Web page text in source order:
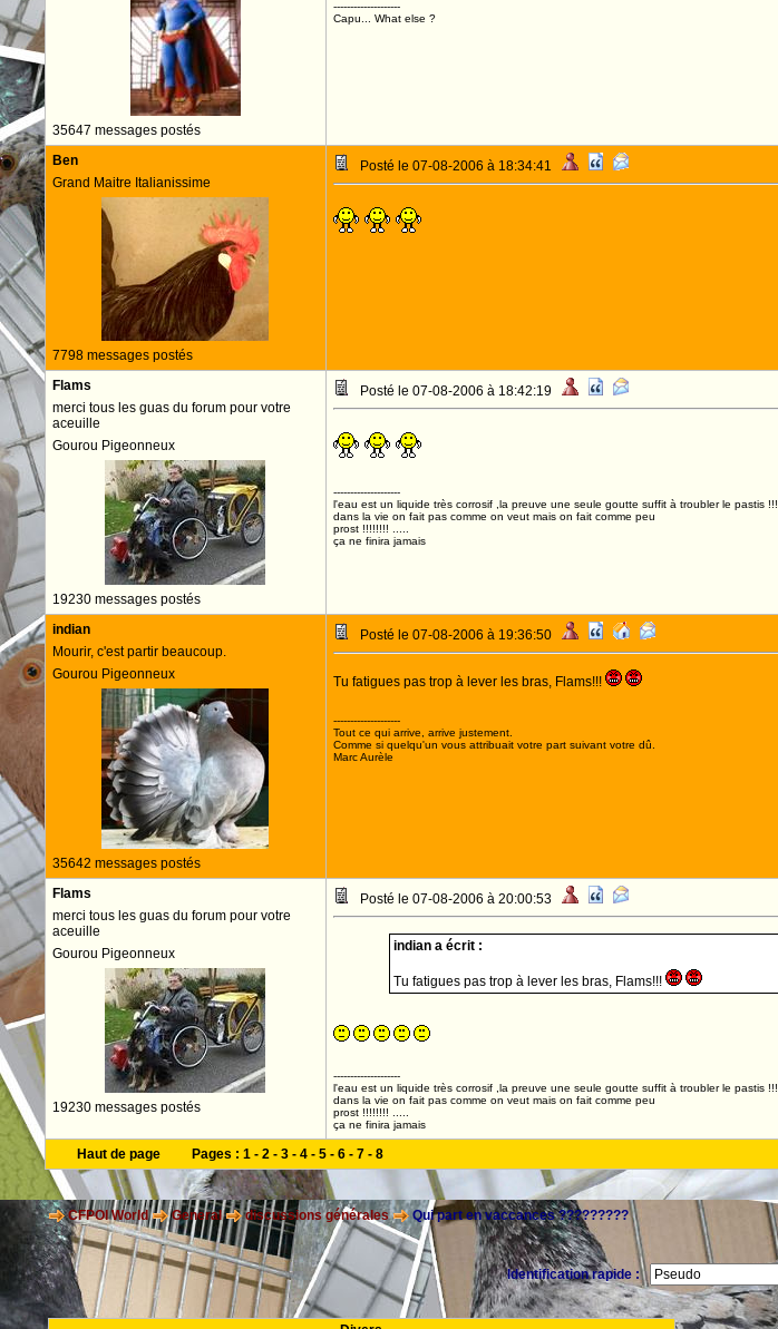
35647 messages postés
--------------------
Capu... What else ?
Ben
Grand Maitre Italianissime
7798 messages postés
Posté le 07-08-2006 à 18:34:41
Flams
merci tous les guas du forum pour votre
aceuille
Gourou Pigeonneux
19230 messages postés
Posté le 07-08-2006 à 18:42:19
--------------------
l'eau est un liquide très corrosif ,la preuve une seule goutte suffit à troubler le pastis !!!
dans la vie on fait pas comme on veut mais on fait comme peu
prost !!!!!!!! .....
ça ne finira jamais
indian
Mourir, c'est partir beaucoup.
Gourou Pigeonneux
35642 messages postés
Posté le 07-08-2006 à 19:36:50
Tu fatigues pas trop à lever les bras, Flams!!!
--------------------
Tout ce qui arrive, arrive justement.
Comme si quelqu'un vous attribuait votre part suivant votre dû.
Marc Aurèle
Flams
merci tous les guas du forum pour votre
aceuille
Gourou Pigeonneux
19230 messages postés
Posté le 07-08-2006 à 20:00:53
indian a écrit :
Tu fatigues pas trop à lever les bras, Flams!!!
--------------------
l'eau est un liquide très corrosif ,la preuve une seule goutte suffit à troubler le pastis !!!
dans la vie on fait pas comme on veut mais on fait comme peu
prost !!!!!!!! .....
ça ne finira jamais
Haut de page Pages : 1- 2- 3- 4- 5- 6- 7- 8
CFPOI World General discussions générales Qui part en vaccances ?????????
Identification rapide :